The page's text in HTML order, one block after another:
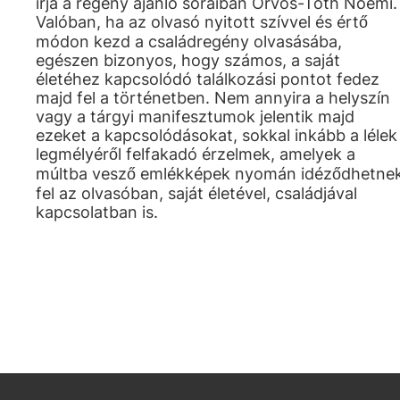
Valóban, ha az olvasó nyitott szívvel és értő
módon kezd a családregény olvasásába,
egészen bizonyos, hogy számos, a saját
életéhez kapcsolódó találkozási pontot fedez
majd fel a történetben. Nem annyira a helyszín
vagy a tárgyi manifesztumok jelentik majd
ezeket a kapcsolódásokat, sokkal inkább a lélek
legmélyéről felfakadó érzelmek, amelyek a
múltba vesző emlékképek nyomán
fel az olvasóban, saját életével, családjával
kapcsolatban is.